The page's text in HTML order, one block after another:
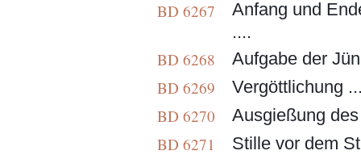
BD 6267
Anfang und
....
BD 6268
Aufgabe der
BD 6269
Vergöttlichung
BD 6270
Ausgießung
BD 6271
Stille vor dem